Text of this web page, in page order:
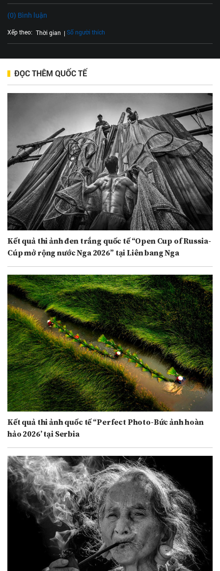
(0) Bình luận
Xếp theo: Thời gian Số người thích
ĐỌC THÊM QUỐC TẾ
Kết quả thi ảnh đen trắng quốc tế “Open Cup of Russia-
Cúp mở rộng nước Nga 2026” tại Liên bang Nga
Kết quả thi ảnh quốc tế “Perfect Photo-Bức ảnh hoàn
hảo 2026’ tại Serbia